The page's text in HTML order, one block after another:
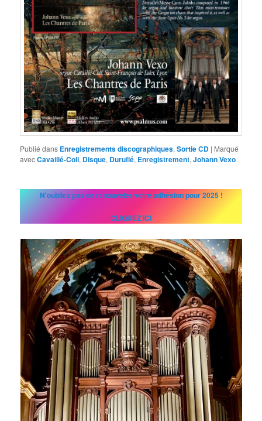
Publié dans Enregistrements discographiques,Sortie CD | Marqué
avecCavaillé-Coll, Disque, Duruflé, Enregistrement,Johann Vexo
N'oubliez pas de renouveler votre adhésion pour 2025 !
CLIQUEZ ICI